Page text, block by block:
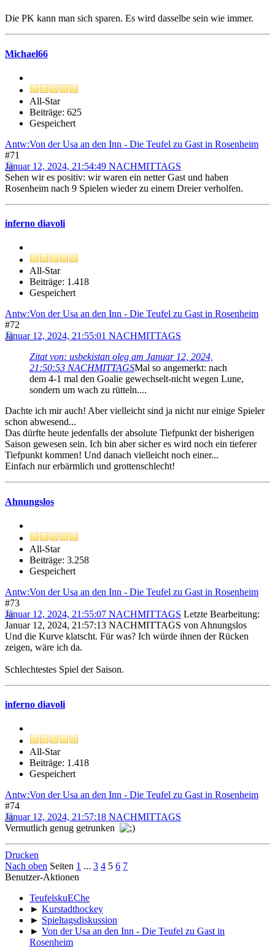
Die PK kann man sich sparen. Es wird dasselbe sein wie immer.
Michael66
All-Star
Beiträge: 625
Gespeichert
Antw:Von der Usa an den Inn - Die Teufel zu Gast in Rosenheim
#71
Januar 12, 2024, 21:54:49 NACHMITTAGS
Sehen wir es positiv: wir waren ein netter Gast und haben
Rosenheim nach 9 Spielen wieder zu einem Dreier verholfen.
inferno diavoli
All-Star
Beiträge: 1.418
Gespeichert
Antw:Von der Usa an den Inn - Die Teufel zu Gast in Rosenheim
#72
Januar 12, 2024, 21:55:01 NACHMITTAGS
Zitat von: usbekistan oleg am Januar 12, 2024,
21:50:53 NACHMITTAGSMal so angemerkt: nach
dem 4-1 mal den Goalie gewechselt-nicht wegen Lune,
sondern um wach zu rütteln....
Dachte ich mir auch! Aber vielleicht sind ja nicht nur einige Spieler
schon abwesend...
Das dürfte heute jedenfalls der absolute Tiefpunkt der bisherigen
Saison gewesen sein. Ich bin aber sicher es wird noch ein tieferer
Tiefpunkt kommen! Und danach vielleicht noch einer...
Einfach nur erbärmlich und grottenschlecht!
Ahnungslos
All-Star
Beiträge: 3.258
Gespeichert
Antw:Von der Usa an den Inn - Die Teufel zu Gast in Rosenheim
#73
Januar 12, 2024, 21:55:07 NACHMITTAGS Letzte Bearbeitung:
Januar 12, 2024, 21:57:13 NACHMITTAGS von Ahnungslos
Und die Kurve klatscht. Für was? Ich würde ihnen der Rücken
zeigen, wäre ich da.
Schlechtestes Spiel der Saison.
inferno diavoli
All-Star
Beiträge: 1.418
Gespeichert
Antw:Von der Usa an den Inn - Die Teufel zu Gast in Rosenheim
#74
Januar 12, 2024, 21:57:18 NACHMITTAGS
Vermutlich genug getrunken
Drucken
Nach oben Seiten 1 ... 3 4 5 6 7
Benutzer-Aktionen
TeufelskuEChe
► Kurstadthockey
► Spieltagsdiskussion
► Von der Usa an den Inn - Die Teufel zu Gast in
Rosenheim